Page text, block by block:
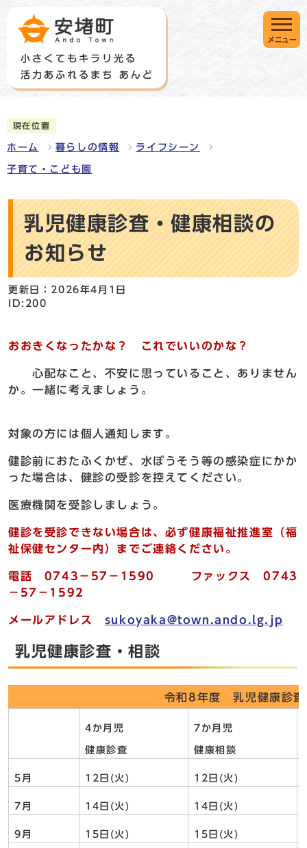
メニュー
現在位置
ホーム 暮らしの情報 ライフシーン
子育て・こども園
乳児健康診査・健康相談の
お知らせ
更新日：2026年4月1日
ID:200
おおきくなったかな？ これでいいのかな？
心配なこと、不安に思っていること、ありません
か。一緒に考えましょう。
対象の方には個人通知します。
健診前におたふくかぜ、水ぼうそう等の感染症にかか
った場合は、健診の受診を控えてください。
医療機関を受診しましょう。
健診を受診できない場合は、必ず健康福祉推進室（福
祉保健センター内）まで ご連絡ください。
電話 0743－57－1590 ファックス 0743
－57－1592
メールアドレス sukoyaka@town.ando.lg.jp
乳児健康診査・相談
令和8年度 乳児健康診査
4か月児
健康診査
7か月児
健康相談
5月 12日(火) 12日(火)
7月 14日(火) 14日(火)
9月 15日(火) 15日(火)